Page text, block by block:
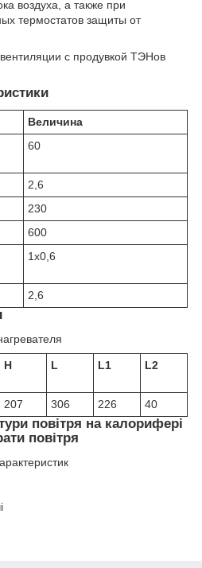
воздуха, а также при
термостатов защиты от
с продувкой ТЭНов
Величина
60
2,6
230
600
1х0,6
2,6
H L L1 L2
207 306 226 40
повітря на калорифері
повітря